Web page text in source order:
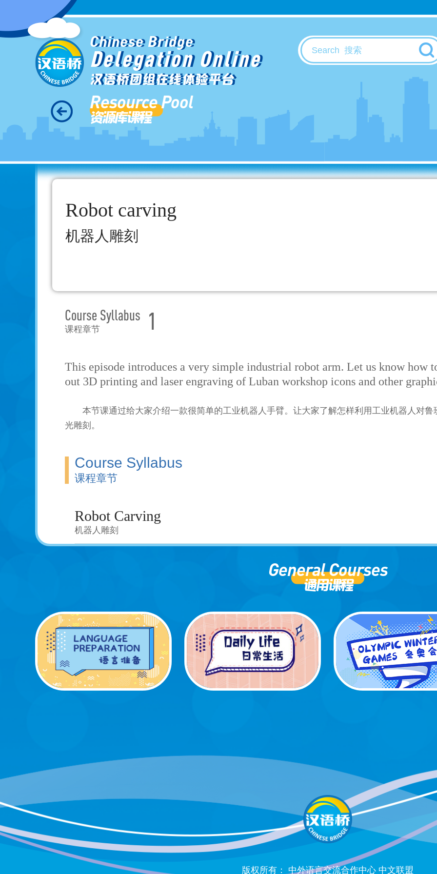
Chinese Bridge
Delegation Online
汉语桥团组在线体验平台
Resource Pool
资源库课程
Robot carving
机器人雕刻
Course Syllabus
课程章节 1
This episode introduces a very simple industrial robot arm. Let us know how
out 3D printing and laser engraving of Luban workshop icons and other
本节课通过给大家介绍一款很简单的工业机器人手臂。让大家了解怎样利用工业机器人对
光雕刻。
Course Syllabus
课程章节
Robot Carving
机器人雕刻
General Courses
通用课程
版权所有： 中外语言交流合作中心 中文联盟